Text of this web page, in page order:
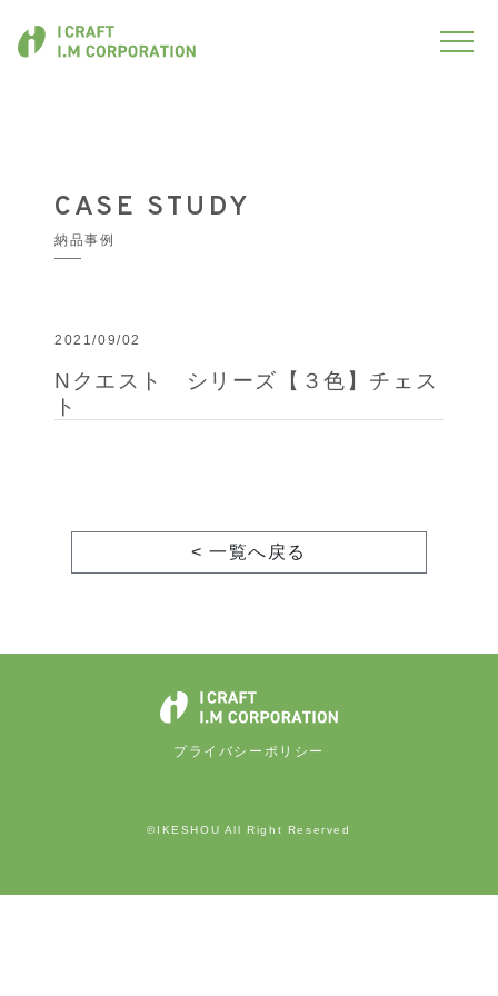
CASE STUDY
納品事例
2021/09/02
Nクエスト シリーズ【３色】チェス
ト
< 一覧へ戻る
プライバシーポリシー
©IKESHOU All Right Reserved